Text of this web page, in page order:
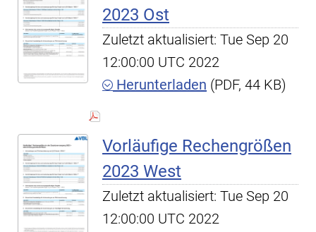
2023 Ost
Zuletzt aktualisiert: Tue Sep 20
12:00:00 UTC 2022
Herunterladen (PDF, 44 KB)
Vorläufige Rechengrößen
2023 West
Zuletzt aktualisiert: Tue Sep 20
12:00:00 UTC 2022